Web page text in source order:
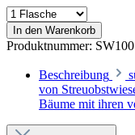
In den Warenkorb
Produktnummer:
Beschreibung
von
Bäume mit ihren